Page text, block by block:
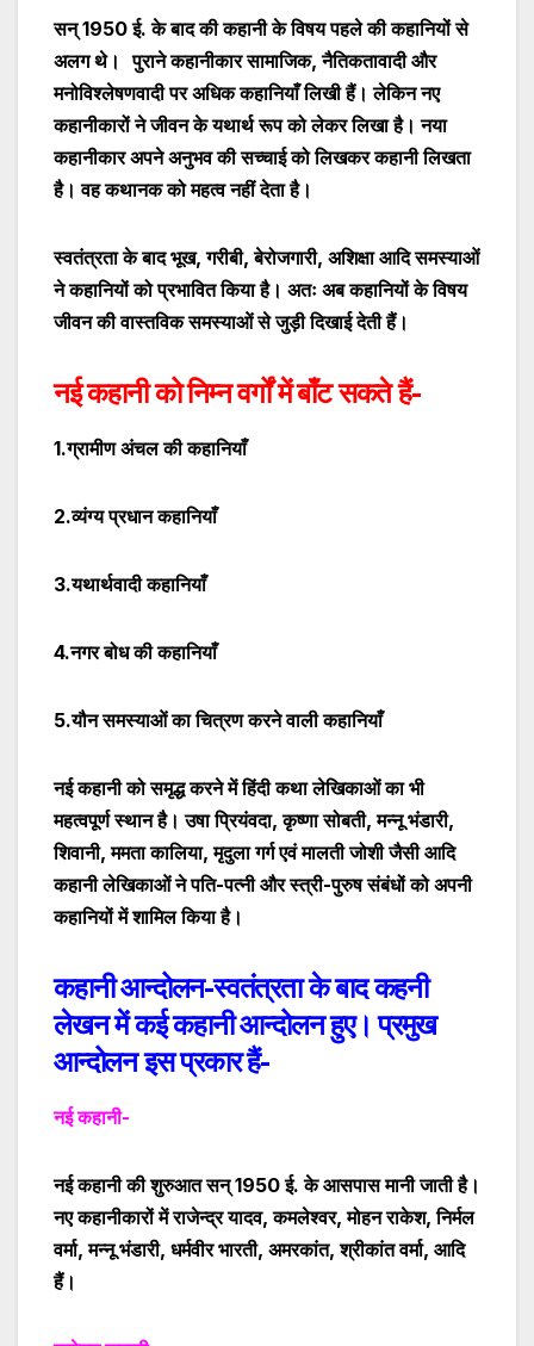
सन् 1950 ई. के बाद की कहानी के विषय पहले की कहानियों से
अलग थे।
पुराने कहानीकार सामाजिक, नैतिकतावादी और
मनोविश्लेषणवादी पर अधिक कहानियाँ लिखी हैं। लेकिन नए
कहानीकारों ने जीवन के यथार्थ रूप को लेकर लिखा है। नया
कहानीकार अपने अनुभव की सच्चाई को लिखकर कहानी लिखता
है। वह कथानक को महत्व नहीं देता है।
स्वतंत्रता के बाद भूख, गरीबी, बेरोजगारी, अशिक्षा आदि समस्याओं
ने कहानियों को प्रभावित किया है। अतः अब कहानियों के विषय
जीवन की वास्तविक समस्याओं से जुड़ी दिखाई देती हैं।
नई कहानी को निम्न वर्गों में बाँट सकते हैं-
1.ग्रामीण अंचल की कहानियाँ
2.व्यंग्य प्रधान कहानियाँ
3.यथार्थवादी कहानियाँ
4.नगर बोध की कहानियाँ
5.यौन समस्याओं का चित्रण करने वाली कहानियाँ
नई कहानी को समृद्ध करने में हिंदी कथा लेखिकाओं का भी
महत्वपूर्ण स्थान है। उषा प्रियंवदा, कृष्णा सोबती, मन्नू भंडारी,
शिवानी, ममता कालिया, मृदुला गर्ग एवं मालती जोशी जैसी आदि
कहानी लेखिकाओं ने पति-पत्नी और स्त्री-पुरुष संबंधों को अपनी
कहानियों में शामिल किया है।
कहानी आन्दोलन-स्वतंत्रता के बाद कहनी
लेखन में कई कहानी आन्दोलन हुए। प्रमुख
आन्दोलन इस प्रकार हैं-
नई कहानी-
नई कहानी की शुरुआत सन् 1950 ई. के आसपास मानी जाती है।
नए कहानीकारों में राजेन्द्र यादव, कमलेश्वर, मोहन राकेश, निर्मल
वर्मा, मन्नू भंडारी, धर्मवीर भारती, अमरकांत, श्रीकांत वर्मा, आदि
हैं।